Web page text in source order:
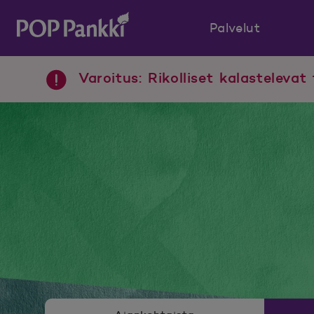
POP Pankki, etusivulle
Palvelut
Varoitus: Rikolliset